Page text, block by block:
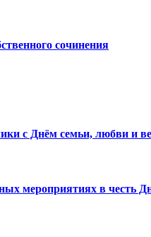
сочинения
с Днём семьи, любви и
мероприятиях в честь